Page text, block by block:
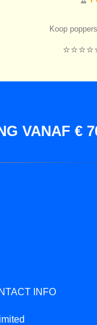
Koop
VANAF €
INFO